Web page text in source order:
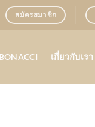
สมัครสมาชิก
เกี่ยวกับเรา